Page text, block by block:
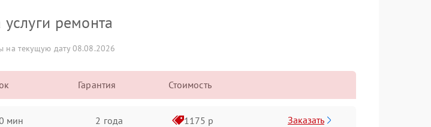
ремонта
на текущую дату 08.08.2026
Гарантия Стоимость
мин 2 года 1175 р Заказать